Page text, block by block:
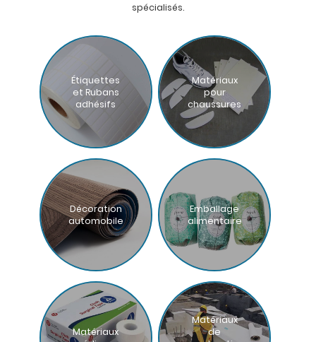
spécialisés.
Étiquettes
et Rubans
adhésifs
Matériaux
pour
chaussures
Décoration
automobile
Emballage
alimentaire
Matériaux
Matériaux
de